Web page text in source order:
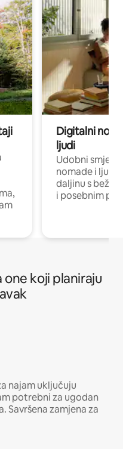
Digitalni
ljudi
Udobni
nomade i ljude
daljinu s
i posebnim
one koji planiraju
najam uključuju
potrebni za ugodan
Savršena zamjena za